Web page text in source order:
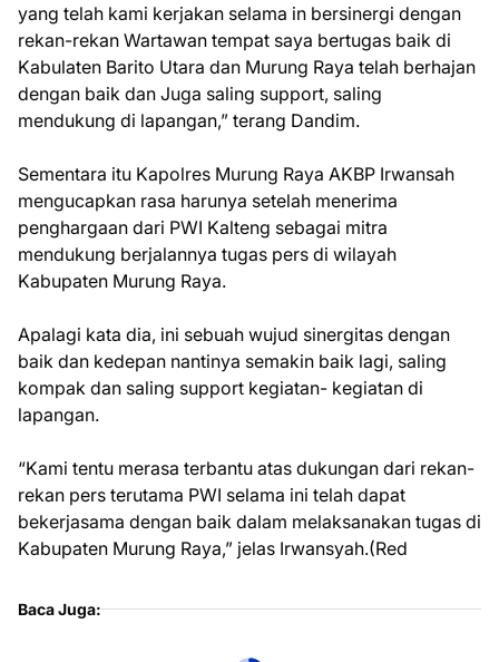
yang telah kami kerjakan selama in bersinergi dengan
rekan-rekan Wartawan tempat saya bertugas baik di
Kabulaten Barito Utara dan Murung Raya telah berhajan
dengan baik dan Juga saling support, saling
mendukung di lapangan,” terang Dandim.
Sementara itu Kapolres Murung Raya AKBP Irwansah
mengucapkan rasa harunya setelah menerima
penghargaan dari PWI Kalteng sebagai mitra
mendukung berjalannya tugas pers di wilayah
Kabupaten Murung Raya.
Apalagi kata dia, ini sebuah wujud sinergitas dengan
baik dan kedepan nantinya semakin baik lagi, saling
kompak dan saling support kegiatan- kegiatan di
lapangan.
“Kami tentu merasa terbantu atas dukungan dari rekan-
rekan pers terutama PWI selama ini telah dapat
bekerjasama dengan baik dalam melaksanakan tugas di
Kabupaten Murung Raya,” jelas Irwansyah.(Red
Baca Juga: